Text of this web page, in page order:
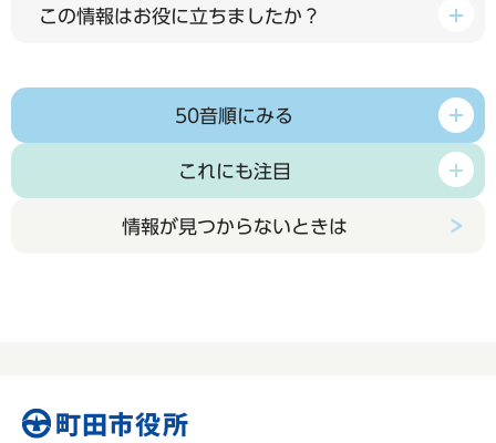
この情報はお役に立ちましたか？
50音順にみる
これにも注目
情報が見つからないときは